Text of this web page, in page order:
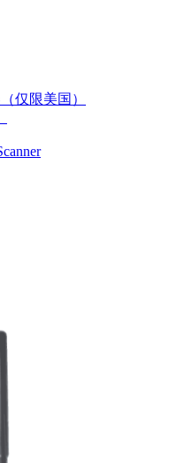
仅限美国）